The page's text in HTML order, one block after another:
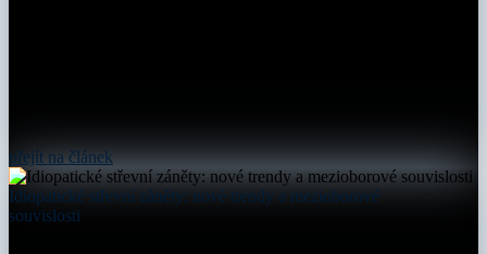
přejít na článek
Idiopatické střevní záněty: nové trendy a mezioborové
souvislosti